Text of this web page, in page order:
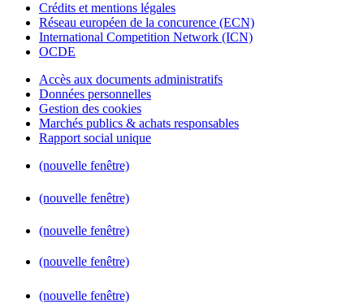
Crédits et mentions légales
Réseau européen de la concurence (ECN)
International Competition Network (ICN)
OCDE
Accès aux documents administratifs
Données personnelles
Gestion des cookies
Marchés publics & achats responsables
Rapport social unique
(nouvelle fenêtre)
(nouvelle fenêtre)
(nouvelle fenêtre)
(nouvelle fenêtre)
(nouvelle fenêtre)